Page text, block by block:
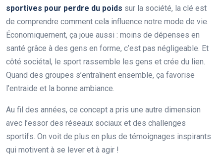
sportives pour perdre du poids sur la société, la clé est
de comprendre comment cela influence notre mode de vie.
Économiquement, ça joue aussi : moins de dépenses en
santé grâce à des gens en forme, c’est pas négligeable. Et
côté sociétal, le sport rassemble les gens et crée du lien.
Quand des groupes s’entraînent ensemble, ça favorise
l’entraide et la bonne ambiance.
Au fil des années, ce concept a pris une autre dimension
avec l’essor des réseaux sociaux et des challenges
sportifs. On voit de plus en plus de témoignages inspirants
qui motivent à se lever et à agir !